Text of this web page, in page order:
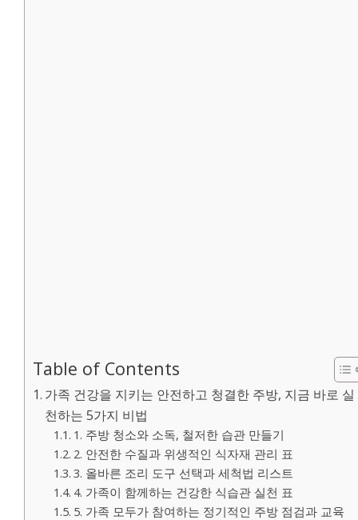
Table of Contents
가족 건강을 지키는 안전하고 청결한 주방, 지금 바로 실
천하는 5가지 비법
1. 주방 청소와 소독, 철저한 습관 만들기
2. 안전한 수질과 위생적인 식자재 관리 표
3. 올바른 조리 도구 선택과 세척법 리스트
4. 가족이 함께하는 건강한 식습관 실천 표
5. 가족 모두가 참여하는 정기적인 주방 점검과 교육